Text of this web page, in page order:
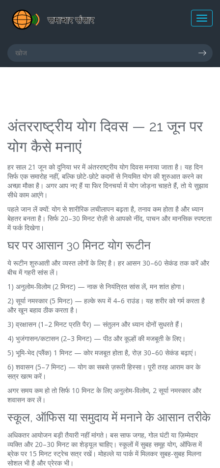
अंतरराष्ट्रीय योग दिवस — 21 जून पर
योग कैसे मनाएं
हर साल 21 जून को दुनिया भर में अंतरराष्ट्रीय योग दिवस मनाया जाता है। यह दिन
सिर्फ एक समारोह नहीं, बल्कि छोटे-छोटे कदमों से नियमित योग की शुरुआत करने का
अच्छा मौका है। अगर आप नए हैं या फिर दिनचर्या में योग जोड़ना चाहते हैं, तो ये सुझाव
सीधे काम आएंगे।
पहले जान लें क्यों: योग से शारीरिक लचीलापन बढ़ता है, तनाव कम होता है और ध्यान
बेहतर बनता है। सिर्फ 20–30 मिनट रोज़ी से आपको नींद, पाचन और मानसिक स्पष्टता
में फर्क दिखेगा।
घर पर आसान 30 मिनट योग रूटीन
ये रूटीन शुरुआती और व्यस्त लोगों के लिए है। हर आसन 30–60 सेकंड तक करें और
बीच में गहरी सांस लें।
1) अनुलोम-विलोम (2 मिनट) — नाक से नियंत्रित सांस लें, मन शांत होगा।
2) सूर्या नमस्कार (5 मिनट) — हल्के रूप में 4–6 राउंड। यह शरीर को गर्म करता है
और खून बहाव ठीक करता है।
3) व्रक्षासन (1–2 मिनट प्रति पैर) — संतुलन और ध्यान दोनों सुधरते हैं।
4) भुजंगासन/कटासन (2–3 मिनट) — पीठ और कूल्हों की मजबूती के लिए।
5) भूमि-भेद (प्लैंक) 1 मिनट — कोर मजबूत होता है, रोज़ 30–60 सेकंड बढ़ाएं।
6) शवासन (5–7 मिनट) — योग का सबसे ज़रूरी हिस्सा। पूरी तरह आराम कर के
सत्र खत्म करें।
अगर समय कम हो तो सिर्फ 10 मिनट के लिए अनुलोम-विलोम, 2 सूर्या नमस्कार और
शवासन कर लें।
स्कूल, ऑफिस या समुदाय में मनाने के आसान तरीके
अधिकतर आयोजन बड़ी तैयारी नहीं मांगते। बस साफ जगह, गोल घंटी या ज़िम्मेदार
व्यक्ति और 20–30 मिनट का शेड्यूल चाहिए। स्कूलों में सुबह समूह योग, ऑफिस में
ब्रेक पर 15 मिनट स्ट्रेच सत्र रखें। मोहल्ले या पार्क में मिलकर सुबह-सुबह मिलना
सोशल भी है और प्रेरक भी।